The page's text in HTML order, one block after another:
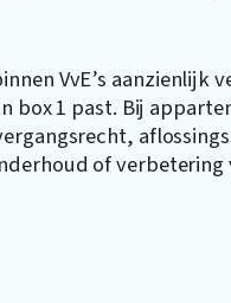
VvE’s aanzienlijk
box 1 past. Bij
of verbetering